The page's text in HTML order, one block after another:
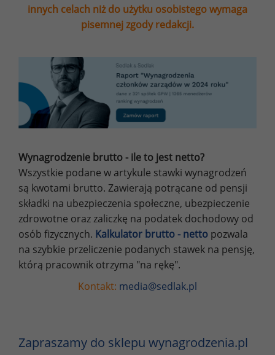
innych celach niż do użytku osobistego wymaga
pisemnej zgody redakcji.
Wynagrodzenie brutto - ile to jest netto?
Wszystkie podane w artykule stawki wynagrodzeń
są kwotami brutto. Zawierają potrącane od pensji
składki na ubezpieczenia społeczne, ubezpieczenie
zdrowotne oraz zaliczkę na podatek dochodowy od
osób fizycznych. Kalkulator brutto - netto pozwala
na szybkie przeliczenie podanych stawek na pensję,
którą pracownik otrzyma "na rękę".
Kontakt: media@sedlak.pl
Zapraszamy do sklepu wynagrodzenia.pl